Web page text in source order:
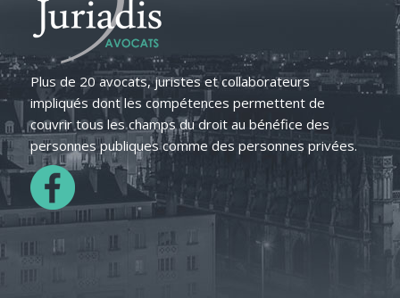
Plus de 20 avocats, juristes et collaborateurs
impliqués dont les compétences permettent de
couvrir tous les champs du droit au bénéfice des
personnes publiques comme des personnes privées.